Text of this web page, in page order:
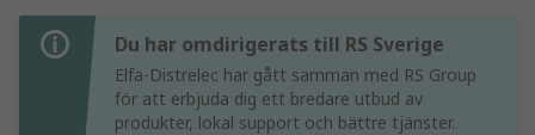
Du har omdirigerats till RS Sverige
Elfa-Distrelec har gått samman med RS Group
för att erbjuda dig ett bredare utbud av
produkter, lokal support och bättre tjänster.